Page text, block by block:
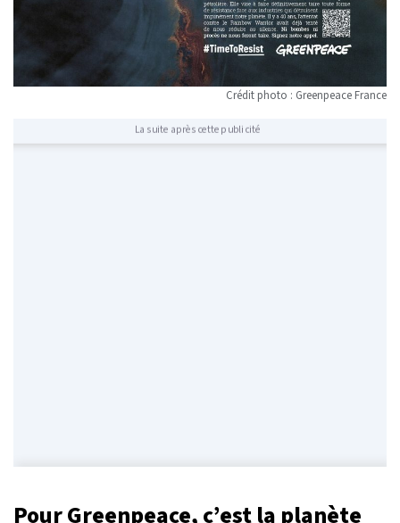
Crédit photo : Greenpeace France
La suite après cette publicité
Pour Greenpeace, c’est la planète